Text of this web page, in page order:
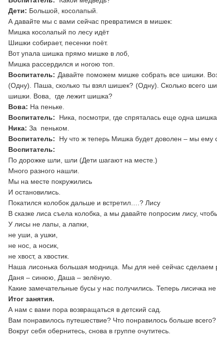
Дети: Большой, косолапый.
А давайте мы с вами сейчас превратимся в мишек:
Мишка косолапый по лесу идёт
Шишки собирает, песенки поёт.
Вот упала шишка прямо мишке в лоб,
Мишка рассердился и ногою топ.
Воспитатель: Давайте поможем мишке собрать все шишки.
(Одну). Паша, сколько ты взял шишек? (Одну). Сколько всего
шишки. Вова, где лежит шишка?
Вова: На пеньке.
Воспитатель: Ника, посмотри, где спряталась еще одна
Ника: За пеньком.
Воспитатель: Ну что ж теперь Мишка будет доволен – мы ему
Воспитатель:
По дорожке шли, шли (Дети шагают на месте.)
Много разного нашли.
Мы на месте покружились
И остановились.
Покатился колобок дальше и встретил….? Лису
В сказке лиса съела колобка, а мы давайте попросим лису,
У лисы не лапы, а лапки,
не уши, а ушки,
не нос, а носик,
не хвост, а хвостик.
Наша лисонька большая модница. Мы для неё сейчас сделаем
Даня – синюю, Даша – зелёную.
Какие замечательные бусы у нас получились. Теперь лисичка
Итог занятия.
А нам с вами пора возвращаться в детский сад.
Вам понравилось путешествие? Что понравилось больше всего?
Вокруг себя обернитесь, снова в группе очутитесь.